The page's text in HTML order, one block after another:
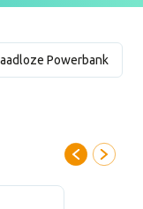
meeting nog even
Denk aan een
RPET powerbank.
staat.
Powerbank